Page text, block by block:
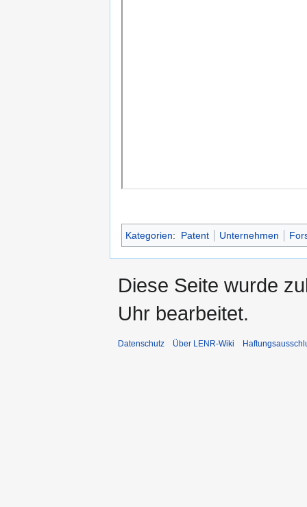
Kategorien: Patent Unternehmen
Diese Seite wurde
Uhr bearbeitet.
Datenschutz Über LENR-Wiki